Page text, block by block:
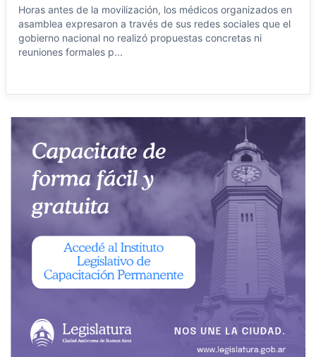
Horas antes de la movilización, los médicos organizados en
asamblea expresaron a través de sus redes sociales que el
gobierno nacional no realizó propuestas concretas ni
reuniones formales p...